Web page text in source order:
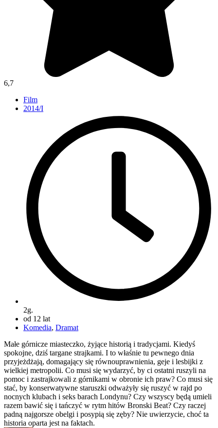
6,7
Film
2014/I
2g.
od 12 lat
Komedia, Dramat
Małe górnicze miasteczko, żyjące historią i tradycjami. Kiedyś
spokojne, dziś targane strajkami. I to właśnie tu pewnego dnia
przyjeżdżają, domagający się równouprawnienia, geje i lesbijki z
wielkiej metropolii. Co musi się wydarzyć, by ci ostatni ruszyli na
pomoc i zastrajkowali z górnikami w obronie ich praw? Co musi się
stać, by konserwatywne staruszki odważyły się ruszyć w rajd po
nocnych klubach i seks barach Londynu? Czy wszyscy będą umieli
razem bawić się i tańczyć w rytm hitów Bronski Beat? Czy raczej
padną najgorsze obelgi i posypią się zęby? Nie uwierzycie, choć ta
historia oparta jest na faktach.